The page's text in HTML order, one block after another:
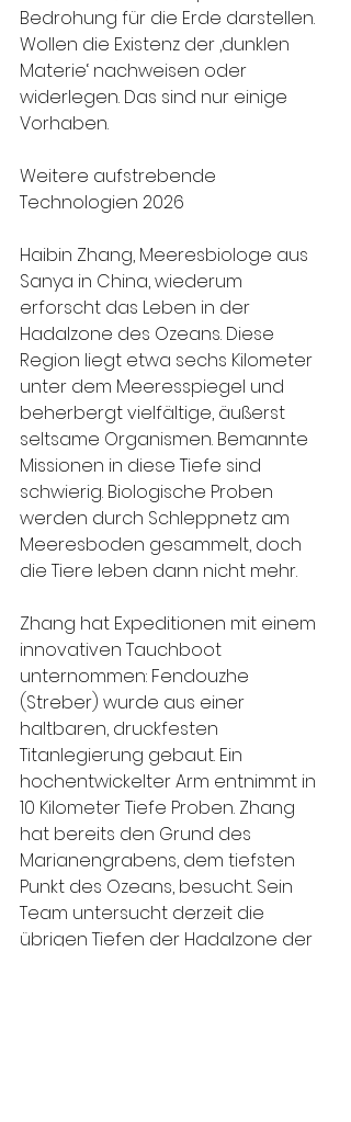
Bedrohung für die Erde darstellen.
Wollen die Existenz der ‚dunklen
Materie‘ nachweisen oder
widerlegen. Das sind nur einige
Vorhaben.
Weitere aufstrebende
Technologien 2026
Haibin Zhang, Meeresbiologe aus
Sanya in China, wiederum
erforscht das Leben in der
Hadalzone des Ozeans. Diese
Region liegt etwa sechs Kilometer
unter dem Meeresspiegel und
beherbergt vielfältige, äußerst
seltsame Organismen. Bemannte
Missionen in diese Tiefe sind
schwierig. Biologische Proben
werden durch Schleppnetz am
Meeresboden gesammelt, doch
die Tiere leben dann nicht mehr.
Zhang hat Expeditionen mit einem
innovativen Tauchboot
unternommen: Fendouzhe
(Streber) wurde aus einer
haltbaren, druckfesten
Titanlegierung gebaut. Ein
hochentwickelter Arm entnimmt in
10 Kilometer Tiefe Proben. Zhang
hat bereits den Grund des
Marianengrabens, dem tiefsten
Punkt des Ozeans, besucht. Sein
Team untersucht derzeit die
übrigen Tiefen der Hadalzone der